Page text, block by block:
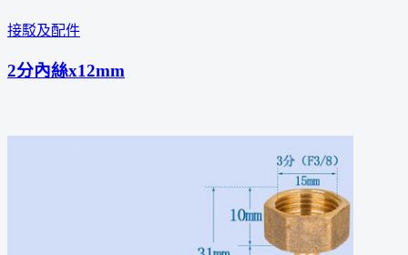
接駁及配件
2分內絲x12mm